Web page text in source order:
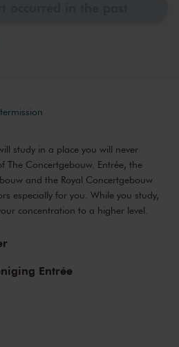
study in a place you will never
The Concertgebouw. Entrée, the
and the Royal Concertgebouw
especially for you. While you study,
concentration to a higher level.
Entrée